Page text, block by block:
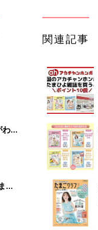
か
ご
ご
関連記事